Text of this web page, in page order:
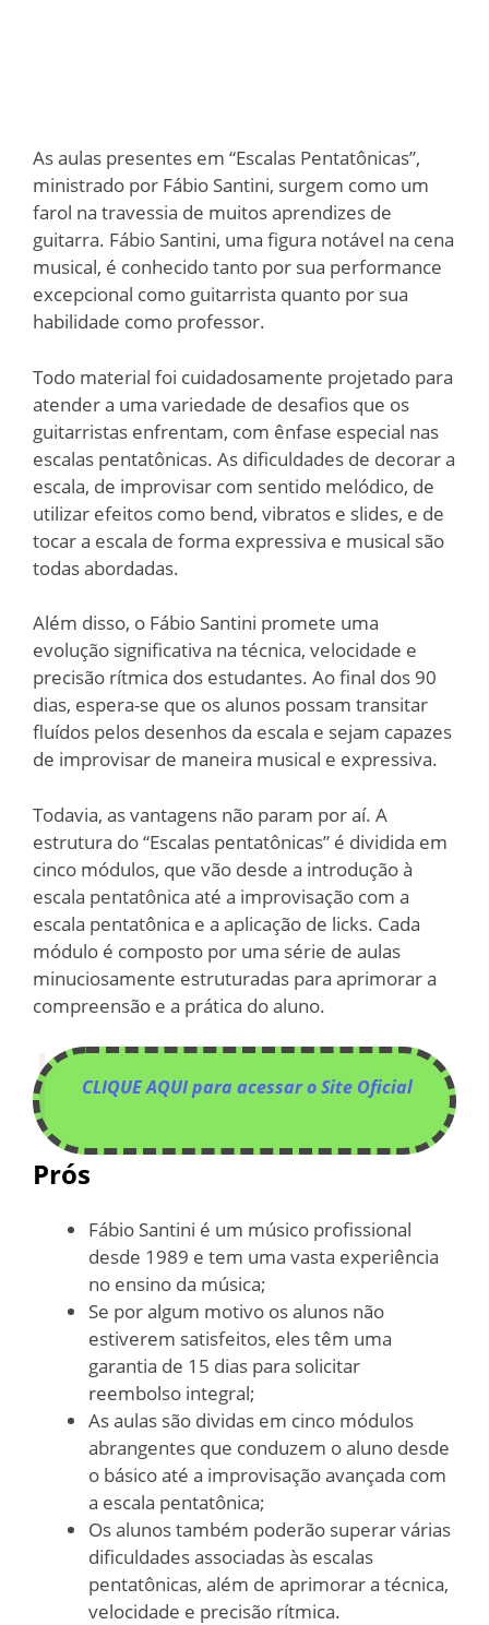
As aulas presentes em “Escalas Pentatônicas”,
ministrado por Fábio Santini, surgem como um
farol na travessia de muitos aprendizes de
guitarra. Fábio Santini, uma figura notável na cena
musical, é conhecido tanto por sua performance
excepcional como guitarrista quanto por sua
habilidade como professor.
Todo material foi cuidadosamente projetado para
atender a uma variedade de desafios que os
guitarristas enfrentam, com ênfase especial nas
escalas pentatônicas. As dificuldades de decorar a
escala, de improvisar com sentido melódico, de
utilizar efeitos como bend, vibratos e slides, e de
tocar a escala de forma expressiva e musical são
todas abordadas.
Além disso, o Fábio Santini promete uma
evolução significativa na técnica, velocidade e
precisão rítmica dos estudantes. Ao final dos 90
dias, espera-se que os alunos possam transitar
fluídos pelos desenhos da escala e sejam capazes
de improvisar de maneira musical e expressiva.
Todavia, as vantagens não param por aí. A
estrutura do “Escalas pentatônicas” é dividida em
cinco módulos, que vão desde a introdução à
escala pentatônica até a improvisação com a
escala pentatônica e a aplicação de licks. Cada
módulo é composto por uma série de aulas
minuciosamente estruturadas para aprimorar a
compreensão e a prática do aluno.
CLIQUE AQUI para acessar o Site Oficial
Prós
Fábio Santini é um músico profissional
desde 1989 e tem uma vasta experiência
no ensino da música;
Se por algum motivo os alunos não
estiverem satisfeitos, eles têm uma
garantia de 15 dias para solicitar
reembolso integral;
As aulas são dividas em cinco módulos
abrangentes que conduzem o aluno desde
o básico até a improvisação avançada com
a escala pentatônica;
Os alunos também poderão superar várias
dificuldades associadas às escalas
pentatônicas, além de aprimorar a técnica,
velocidade e precisão rítmica.